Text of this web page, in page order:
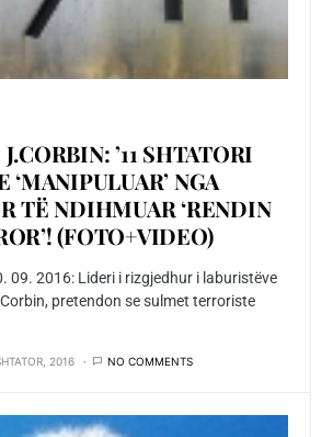
’11 SHTATORI
‘MANIPULUAR’ NGA
TË NDIHMUAR ‘RENDIN
(FOTO+VIDEO)
09. 2016: Lideri i rizgjedhur i laburistëve
pretendon se sulmet terroriste
2016 NO COMMENTS